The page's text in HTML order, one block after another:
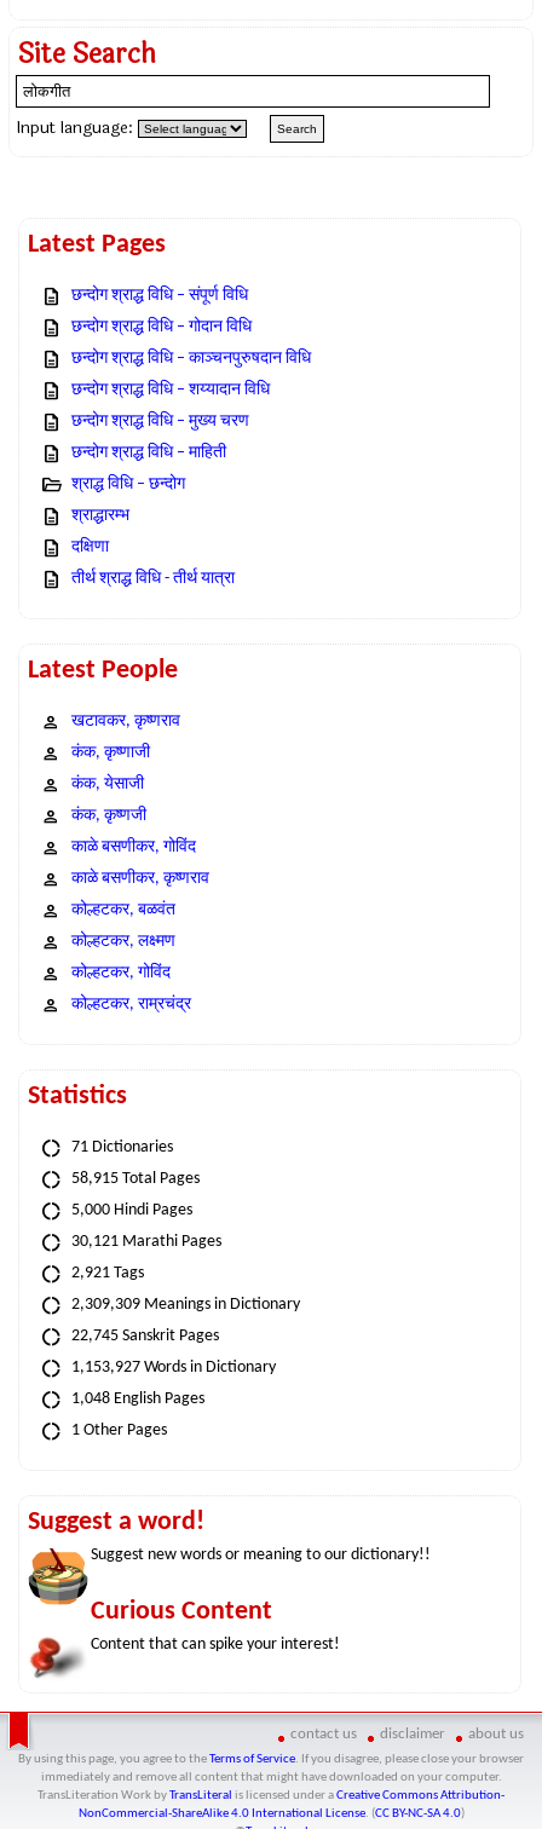
Site Search
Input language:
Latest Pages
छन्दोग श्राद्ध विधि – संपूर्ण विधि
छन्दोग श्राद्ध विधि – गोदान विधि
छन्दोग श्राद्ध विधि – काञ्चनपुरुषदान विधि
छन्दोग श्राद्ध विधि – शय्यादान विधि
छन्दोग श्राद्ध विधि – मुख्य चरण
छन्दोग श्राद्ध विधि – माहिती
श्राद्ध विधि – छन्दोग
श्राद्धारम्भ
दक्षिणा
तीर्थ श्राद्ध विधि - तीर्थ यात्रा
Latest People
खटावकर, कृष्णराव
कंक, कृष्णाजी
कंक, येसाजी
कंक, कृष्णजी
काळे बसणीकर, गोविंद
काळे बसणीकर, कृष्णराव
कोल्हटकर, बळवंत
कोल्हटकर, लक्ष्मण
कोल्हटकर, गोविंद
कोल्हटकर, राम्रचंद्र
Statistics
71 Dictionaries
58,915 Total Pages
5,000 Hindi Pages
30,121 Marathi Pages
2,921 Tags
2,309,309 Meanings in Dictionary
22,745 Sanskrit Pages
1,153,927 Words in Dictionary
1,048 English Pages
1 Other Pages
Suggest a word!
Suggest new words or meaning to our dictionary!!
Curious Content
Content that can spike your interest!
contact us disclaimer about us
By using this page, you agree to the Terms of Service. If you disagree, please close your browser
immediately and remove all content that might have downloaded on your computer.
TransLiteration Workby TransLiteral is licensed under aCreative Commons Attribution-
NonCommercial-ShareAlike 4.0 International License. (CC BY-NC-SA 4.0)